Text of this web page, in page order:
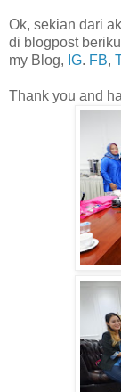
Ok, sekian dari
di blogpost
my Blog, IG. FB,
Thank you and